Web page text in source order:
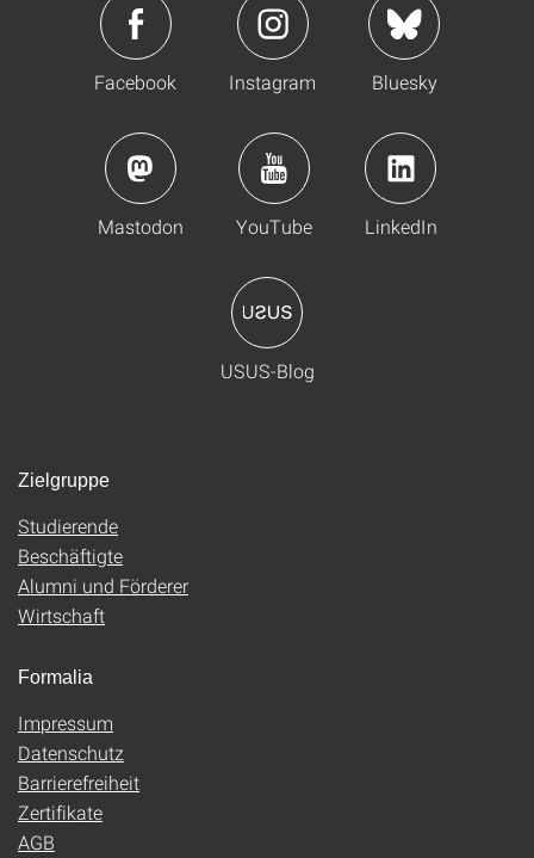
Facebook Instagram Bluesky
Mastodon YouTube LinkedIn
USUS-Blog
Zielgruppe
Studierende
Beschäftigte
Alumni und Förderer
Wirtschaft
Formalia
Impressum
Datenschutz
Barrierefreiheit
Zertifikate
AGB